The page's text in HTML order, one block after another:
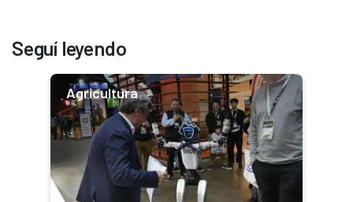
Seguí leyendo
Agricultura